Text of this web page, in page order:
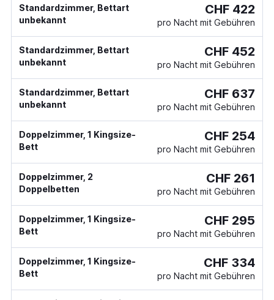
Standardzimmer, Bettart
unbekannt
CHF 422
pro Nacht mit Gebühren
Standardzimmer, Bettart
unbekannt
CHF 452
pro Nacht mit Gebühren
Standardzimmer, Bettart
unbekannt
CHF 637
pro Nacht mit Gebühren
Doppelzimmer, 1 Kingsize-
Bett
CHF 254
pro Nacht mit Gebühren
Doppelzimmer, 2
Doppelbetten
CHF 261
pro Nacht mit Gebühren
Doppelzimmer, 1 Kingsize-
Bett
CHF 295
pro Nacht mit Gebühren
Doppelzimmer, 1 Kingsize-
Bett
CHF 334
pro Nacht mit Gebühren